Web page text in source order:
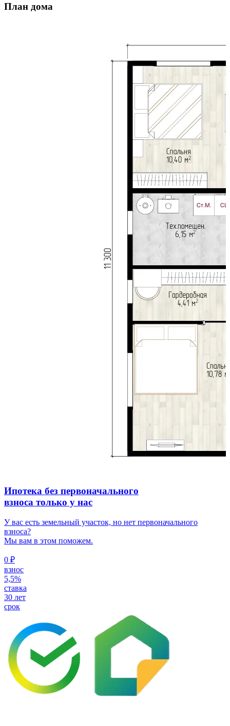
План дома
Ипотека без первоначального
взноса только у нас
У вас есть земельный участок, но нет первоначального
взноса?
Мы вам в этом поможем.
0 ₽
взнос
5,5%
ставка
30 лет
срок